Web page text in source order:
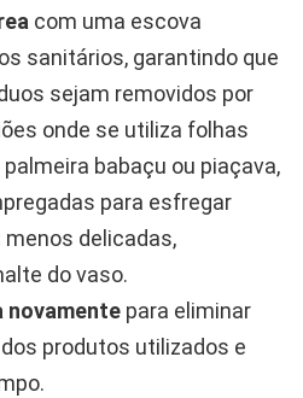
com uma escova
sanitários, garantindo que
sejam removidos por
onde se utiliza folhas
babaçu ou piaçava,
para esfregar
delicadas,
do vaso.
novamente para eliminar
produtos utilizados e